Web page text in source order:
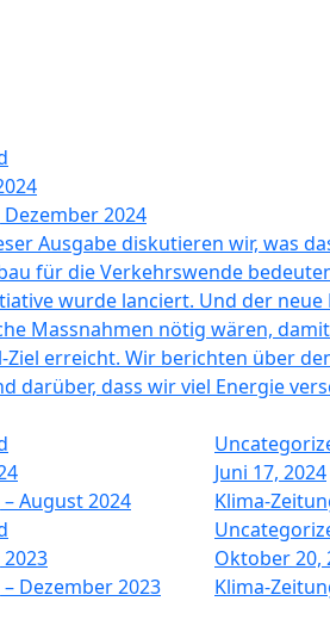
2024
Ausgabe diskutieren wir, was
für die Verkehrswende
wurde lanciert. Und der neue
Massnahmen nötig wären,
erreicht. Wir berichten über
darüber, dass wir viel Energie
August 2024
Juni 17, 2024
Klima-
Dezember 2023
Oktober 20,
Klima-